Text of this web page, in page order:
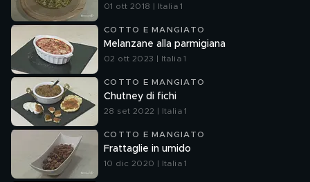
01 ott 2018 | Italia 1
COTTO E MANGIATO
Melanzane alla parmigiana
02 ott 2023 | Italia 1
COTTO E MANGIATO
Chutney di fichi
28 set 2022 | Italia 1
COTTO E MANGIATO
Frattaglie in umido
10 dic 2020 | Italia 1